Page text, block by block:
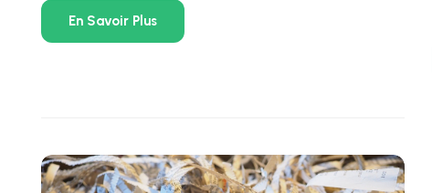
En Savoir Plus